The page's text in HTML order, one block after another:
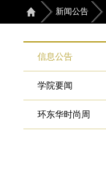
新闻公告
信息公告
学院要闻
环东华时尚周